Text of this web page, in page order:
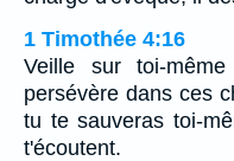
1 Timothée 4:16
Veille sur toi-
persévère dans ces
tu te sauveras toi-
t'écoutent.